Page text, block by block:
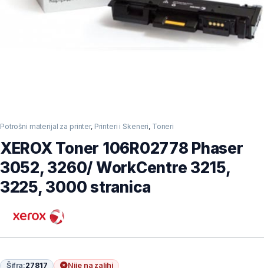
Potrošni materijal za printer, Printeri i Skeneri, Toneri
XEROX Toner 106R02778 Phaser
3052, 3260/ WorkCentre 3215,
3225, 3000 stranica
Šifra:27817 Nije na zalihi